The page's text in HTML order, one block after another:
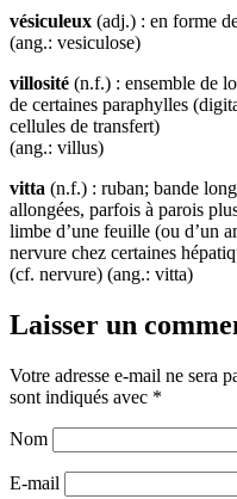
vésiculeux (adj.) : en forme
(ang.: vesiculose)
villosité (n.f.) : ensemble de
de certaines paraphylles
cellules de transfert)
(ang.: villus)
vitta (n.f.) : ruban; bande
allongées, parfois à parois
limbe d’une feuille (ou d’un
nervure chez certaines
(cf. nervure) (ang.: vitta)
Laisser un
Votre adresse e-mail ne sera
sont indiqués avec *
Nom
E-mail